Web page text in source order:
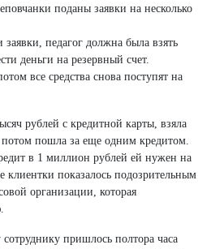
поданы заявки на несколько
педагог должна была взять
деньги на резервный счет.
все средства снова поступят на
рублей с кредитной карты, взяла
пошла за еще одним кредитом.
в 1 миллион рублей ей нужен на
показалось подозрительным
организации, которая
пришлось полтора часа